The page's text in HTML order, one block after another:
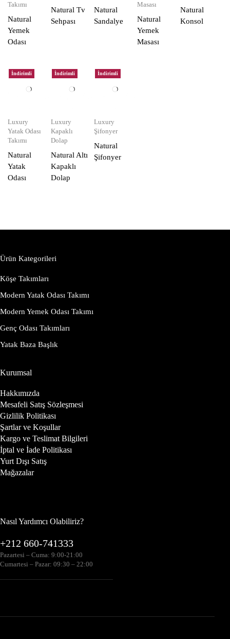
Takımı
Natural
Yemek
Odası
Natural Tv
Sehpası
Natural
Sandalye
Masası
Natural
Yemek
Masası
Natural
Konsol
İndirimli
Luxury
Yatak Odası
Takımı
Natural
Yatak
Odası
İndirimli
Luxury
Kapaklı
Dolap
Natural Altı
Kapaklı
Dolap
İndirimli
Luxury
Şifonyer
Natural
Şifonyer
Ürün Kategorileri
Köşe Takımları
Modern Yatak Odası Takımı
Modern Yemek Odası Takımı
Genç Odası Takımları
Yatak Baza Başlık
Kurumsal
Hakkımızda
Mesafeli Satış Sözleşmesi
Gizlilik Politikası
Şartlar ve Koşullar
Kargo ve Teslimat Bilgileri
İptal ve İade Politikası
Yurt Dışı Satış
Mağazalar
Nasıl Yardımcı Olabiliriz?
+212 660-741333
Pazartesi – Cuma: 9:00-21:00
Cumartesi – Pazar: 09:30 – 22:00